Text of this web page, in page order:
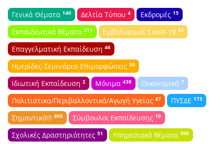
Γενικά Θέματα 140 Δελτία Τύπου 4 Εκδρομές 15
Εκπαιδευτικά θέματα 211 Εμβολιασμοί Covid-19 33
Επαγγελματική Εκπαίδευση 46
Ημερίδες-Σεμινάρια-Επιμορφώσεις 38
Ιδιωτική Εκπαίδευση 2 Μόνιμα 438 Οικονομικά 7
Πολιτιστικα/Περιβαλλοντικά/Αγωγή Υγείας 47 ΠΥΣΔΕ 173
Σημαντικό!!! 905 Σύμβουλοι Εκπαίδευσης 10
Σχολικές Δραστηριότητες 51 Υπηρεσιακά θέματα 599